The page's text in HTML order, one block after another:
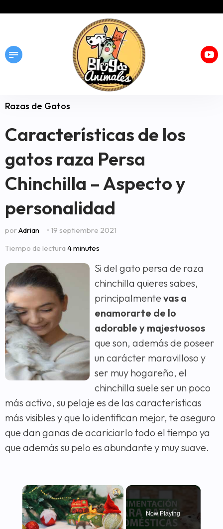
Razas de Gatos
Características de los
gatos raza Persa
Chinchilla – Aspecto y
personalidad
porAdrian
• 19 septiembre 2021
Tiempo de lectura 4 minutes
Si del gato persa de raza
chinchilla quieres sabes,
principalmente vas a
enamorarte de lo
adorable y majestuosos
que son, además de poseer
un carácter maravilloso y
ser muy hogareño, el
chinchilla suele ser un poco
más activo, su pelaje es de las características
más visibles y que lo identifican mejor, te aseguro
que dan ganas de acariciarlo todo el tiempo ya
que además su pelo es abundante y muy suave.
×
Now Playing